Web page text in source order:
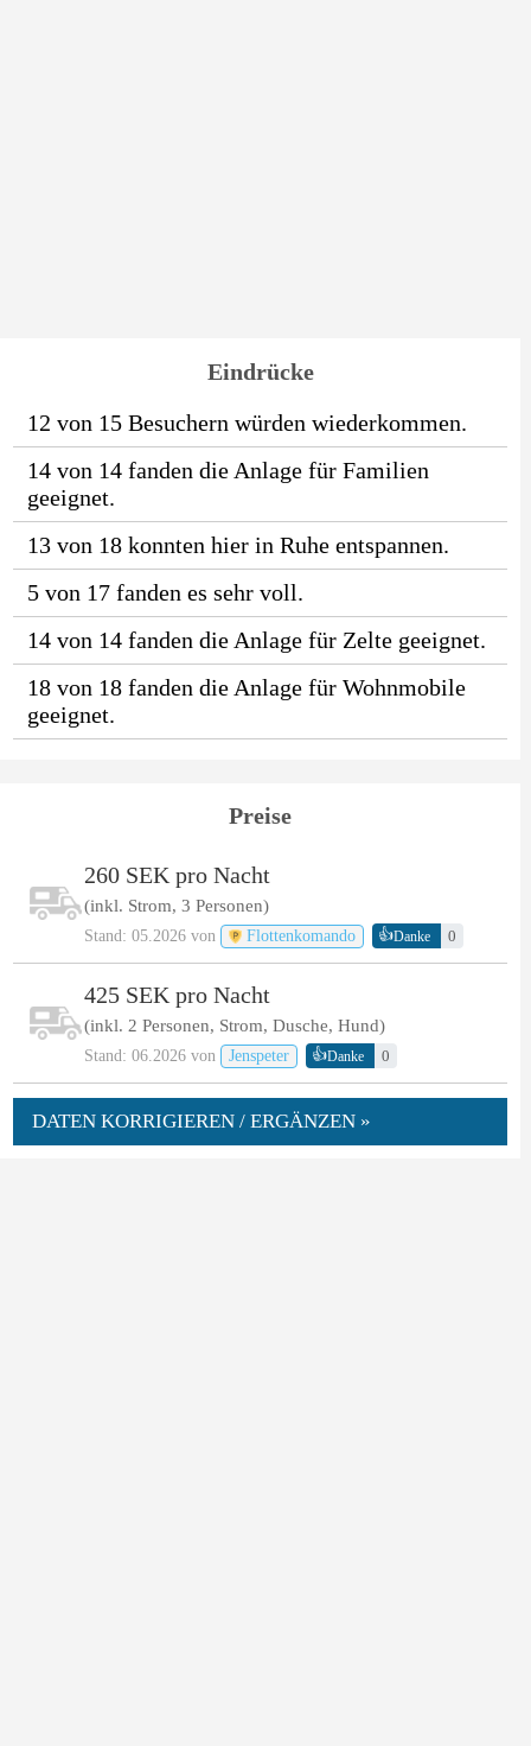
Eindrücke
12 von 15 Besuchern würden wiederkommen.
14 von 14 fanden die Anlage für Familien
geeignet.
13 von 18 konnten hier in Ruhe entspannen.
5 von 17 fanden es sehr voll.
14 von 14 fanden die Anlage für Zelte geeignet.
18 von 18 fanden die Anlage für Wohnmobile
geeignet.
Preise
260 SEK pro Nacht
(inkl. Strom, 3 Personen)
Stand: 05.2026 von Flottenkomando 👍Danke 0
425 SEK pro Nacht
(inkl. 2 Personen, Strom, Dusche, Hund)
Stand: 06.2026 von Jenspeter 👍Danke 0
DATEN KORRIGIEREN / ERGÄNZEN »